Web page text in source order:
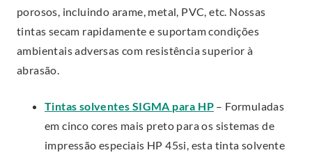
t
e
r
l
L
i
porosos, incluindo arame, metal, PVC, etc. Nossas
tintas secam rapidamente e suportam condições
ambientais adversas com resistência superior à
abrasão.
Tintas solventes SIGMA para HP.
E
x
– Formuladas
em cinco cores mais preto para os sistemas de
impressão especiais HP 45si, esta tinta solvente